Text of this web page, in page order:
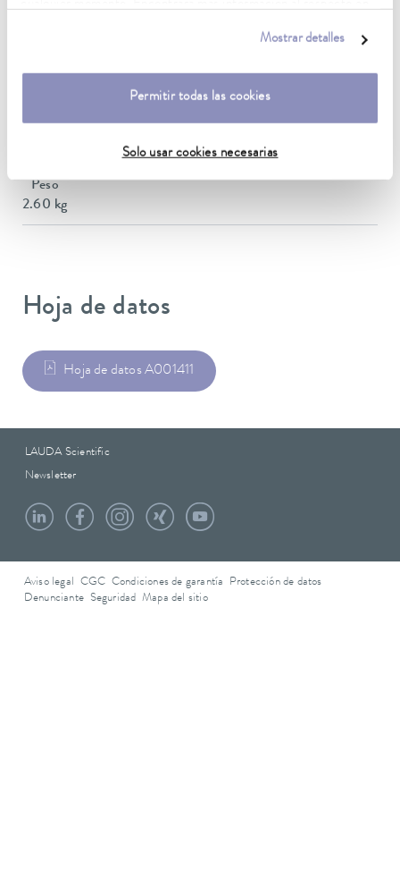
Mostrar detalles
Permitir todas las cookies
Solo usar cookies necesarias
DIN 12876)
Dimensiones (an x pr x al)
145 x 580 x 163 mm
Material
Peso
2.60 kg
Hoja de datos
Hoja de datos A001411
LAUDA Scientific
Newsletter
Aviso legal CGC Condiciones de garantía
Protección de datos
Denunciante Seguridad Mapa del sitio